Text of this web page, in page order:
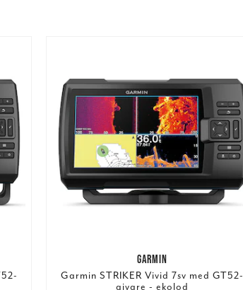
GARMIN
Garmin STRIKER Vivid 7sv med GT52-
givare - ekolod